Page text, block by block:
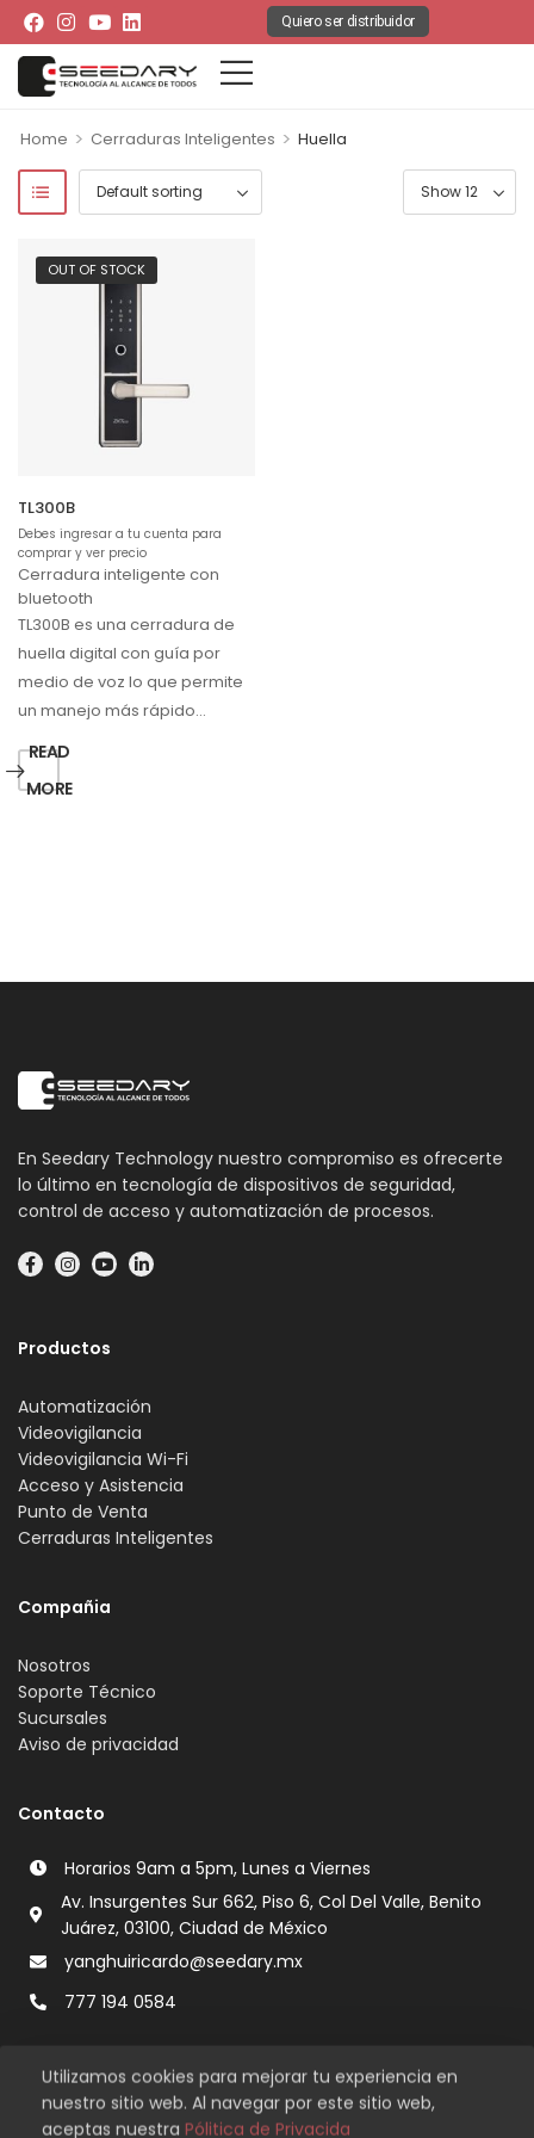
Quiero ser distribuidor
Home > Cerraduras Inteligentes > Huella
OUT OF STOCK
TL300B
Debes ingresar a tu cuenta para
comprar y ver precio
Cerradura inteligente con
bluetooth
TL300B es una cerradura de
huella digital con guía por
medio de voz lo que permite
un manejo más rápido…
READ
MORE
En Seedary Technology nuestro compromiso es ofrecerte
lo último en tecnología de dispositivos de seguridad,
control de acceso y automatización de procesos.
Productos
Automatización
Videovigilancia
Videovigilancia Wi-Fi
Acceso y Asistencia
Punto de Venta
Cerraduras Inteligentes
Compañia
Nosotros
Soporte Técnico
Sucursales
Aviso de privacidad
Contacto
Horarios 9am a 5pm, Lunes a Viernes
Av. Insurgentes Sur 662, Piso 6, Col Del Valle, Benito
Juárez, 03100, Ciudad de México
yanghuiricardo@seedary.mx
777 194 0584
Utilizamos cookies para mejorar tu experiencia en
nuestro sitio web. Al navegar por este sitio web,
aceptas nuestra Pólitica de Privacida